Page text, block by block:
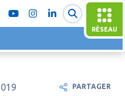
RÉSEAU
PARTAGER